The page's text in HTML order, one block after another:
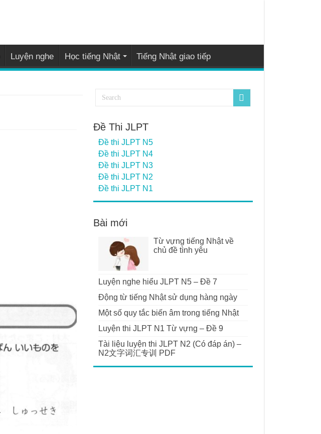
Luyện nghe Học tiếng Nhật Tiếng Nhật giao tiếp
Đề Thi JLPT
Đề thi JLPT N5
Đề thi JLPT N4
Đề thi JLPT N3
Đề thi JLPT N2
Đề thi JLPT N1
Bài mới
Từ vựng tiếng Nhật về
chủ đề tình yêu
Luyện nghe hiểu JLPT N5 – Đề 7
Động từ tiếng Nhật sử dụng hàng ngày
Một số quy tắc biến âm trong tiếng Nhật
Luyện thi JLPT N1 Từ vựng – Đề 9
Tài liệu luyện thi JLPT N2 (Có đáp án) –
N2文字词汇专训 PDF